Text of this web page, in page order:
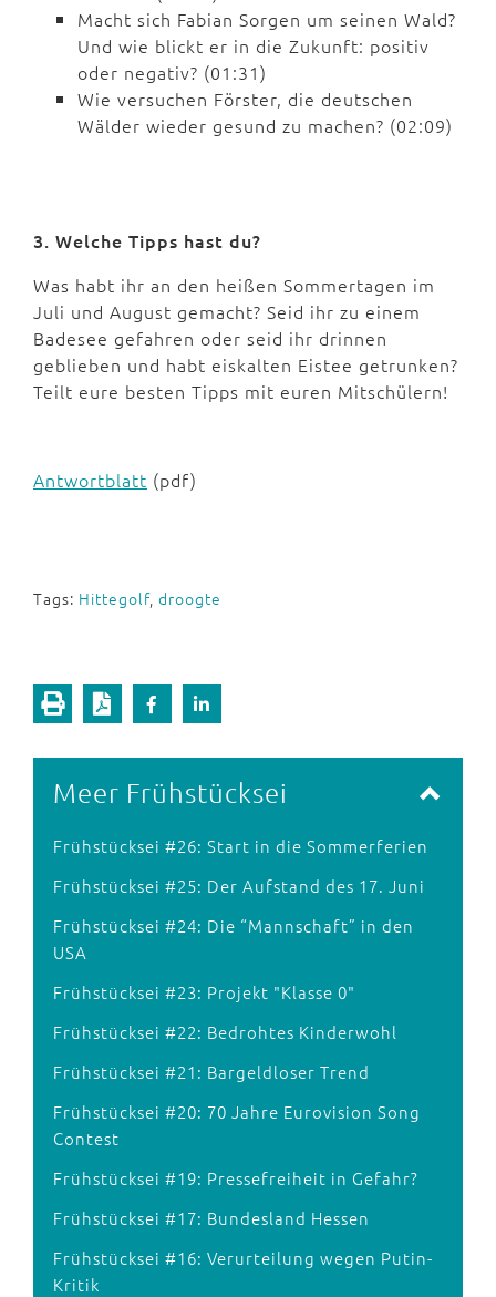
Macht sich Fabian Sorgen um seinen Wald?
Und wie blickt er in die Zukunft: positiv
oder negativ? (01:31)
Wie versuchen Förster, die deutschen
Wälder wieder gesund zu machen? (02:09)
3. Welche Tipps hast du?
Was habt ihr an den heißen Sommertagen im
Juli und August gemacht? Seid ihr zu einem
Badesee gefahren oder seid ihr drinnen
geblieben und habt eiskalten Eistee getrunken?
Teilt eure besten Tipps mit euren Mitschülern!
Antwortblatt (pdf)
Tags: Hittegolf, droogte
Meer Frühstücksei
Frühstücksei #26: Start in die Sommerferien
Frühstücksei #25: Der Aufstand des 17. Juni
Frühstücksei #24: Die “Mannschaft” in den
USA
Frühstücksei #23: Projekt "Klasse 0"
Frühstücksei #22: Bedrohtes Kinderwohl
Frühstücksei #21: Bargeldloser Trend
Frühstücksei #20: 70 Jahre Eurovision Song
Contest
Frühstücksei #19: Pressefreiheit in Gefahr?
Frühstücksei #17: Bundesland Hessen
Frühstücksei #16: Verurteilung wegen Putin-
Kritik